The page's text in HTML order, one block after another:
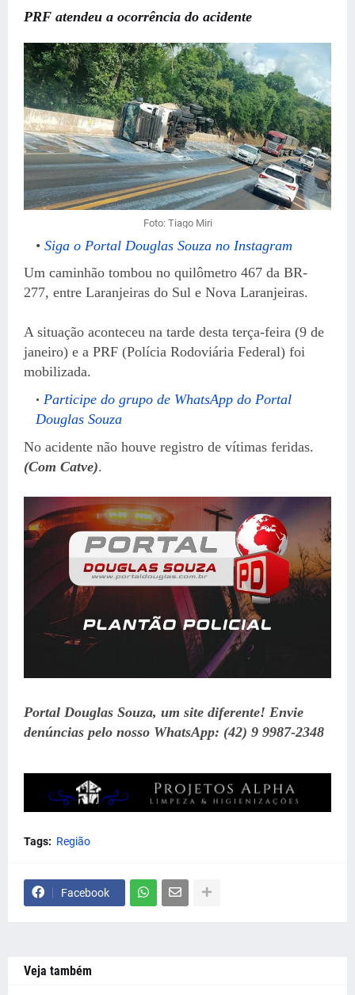
PRF atendeu a ocorrência do acidente
Foto: Tiago Miri
Siga o Portal Douglas Souza no Instagram
Um caminhão tombou no quilômetro 467 da BR-
277, entre Laranjeiras do Sul e Nova Laranjeiras.
A situação aconteceu na tarde desta terça-feira (9 de
janeiro) e a PRF (Polícia Rodoviária Federal) foi
mobilizada.
Participe do grupo de WhatsApp do Portal
Douglas Souza
No acidente não houve registro de vítimas feridas.
(Com Catve).
Portal Douglas Souza, um site diferente! Envie
denúncias pelo nosso WhatsApp: (42) 9 9987-2348
Tags: Região
Facebook
Veja também